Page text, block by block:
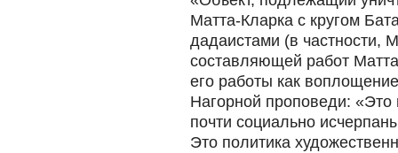
Матта-Кларка с кругом
дадаистами (в частности,
составляющей работ
его работы как
Нагорной проповеди:
почти социально
Это политика